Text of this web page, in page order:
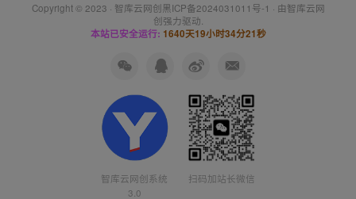
Copyright © 2023 · 智库云网创黑ICP备2024031011号-1 · 由智库云网
创强力驱动.
本站已安全运行: 1640天19小时34分22秒
智库云网创系统
3.0
扫码加站长微信